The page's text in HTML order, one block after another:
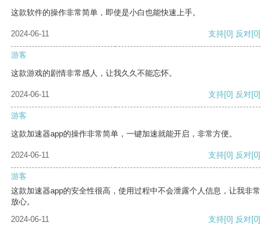
这款软件的操作非常简单，即使是小白也能快速上手。
2024-06-11 支持[0] 反对[0]
游客
这款游戏的剧情非常感人，让我久久不能忘怀。
2024-06-11 支持[0] 反对[0]
游客
这款加速器app的操作非常简单，一键加速就能开启，非常方便。
2024-06-11 支持[0] 反对[0]
游客
这款加速器app的安全性很高，使用过程中不会泄露个人信息，让我非常
放心。
2024-06-11
支持[0] 反对[0]